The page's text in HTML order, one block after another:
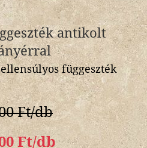
antikolt
függeszték
Ft/db
Ft/db